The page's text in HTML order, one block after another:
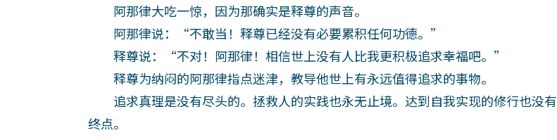
阿那律大吃一惊，因为那确实是释尊的声音。
阿那律说：“不敢当！释尊已经没有必要累积任何功德。”
释尊说：“不对！阿那律！相信世上没有人比我更积极追求幸福吧。”
释尊为纳闷的阿那律指点迷津，教导他世上有永远值得追求的事物。
追求真理是没有尽头的。拯救人的实践也永无止境。达到自我实现的修行也没有
终点。